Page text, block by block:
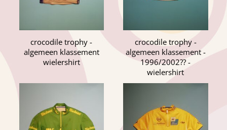
crocodile trophy -
algemeen klassement
wielershirt
crocodile trophy -
algemeen klassement -
1996/2002?? -
wielershirt